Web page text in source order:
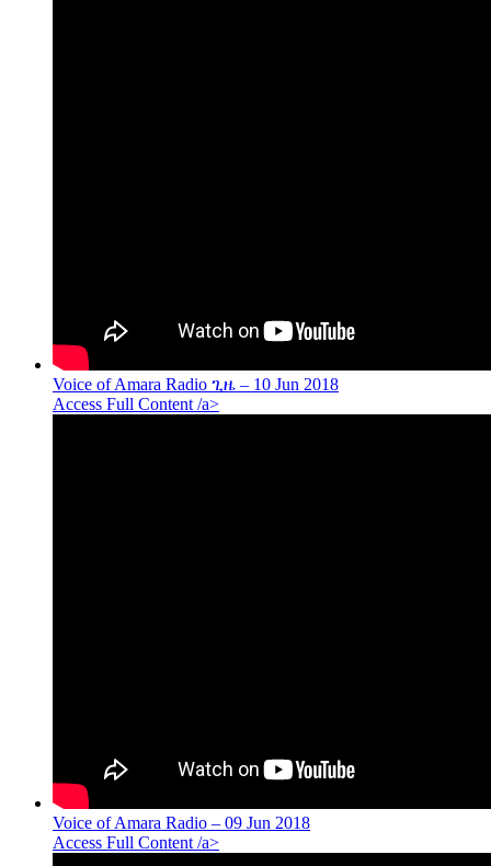
Voice of Amara Radio ጊዜ – 10 Jun 2018
Access Full Content /a>
Voice of Amara Radio – 09 Jun 2018
Access Full Content /a>